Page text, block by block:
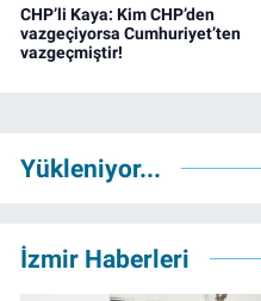
CHP’li Kaya: Kim CHP’den
vazgeçiyorsa Cumhuriyet’ten
vazgeçmiştir!
Yükleniyor...
İzmir Haberleri